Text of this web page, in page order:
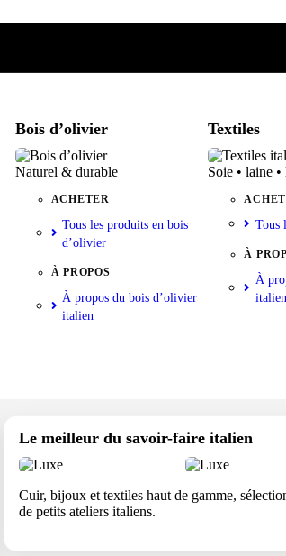
Bois d’olivier
Naturel & durable
ACHETER
Tous les produits en bois
d’olivier
À PROPOS
À propos du bois d’olivier
italien
Textiles
Soie • laine •
Tous
À
À
Le meilleur du savoir-faire italien
Cuir, bijoux et textiles haut de gamme,
de petits ateliers italiens.